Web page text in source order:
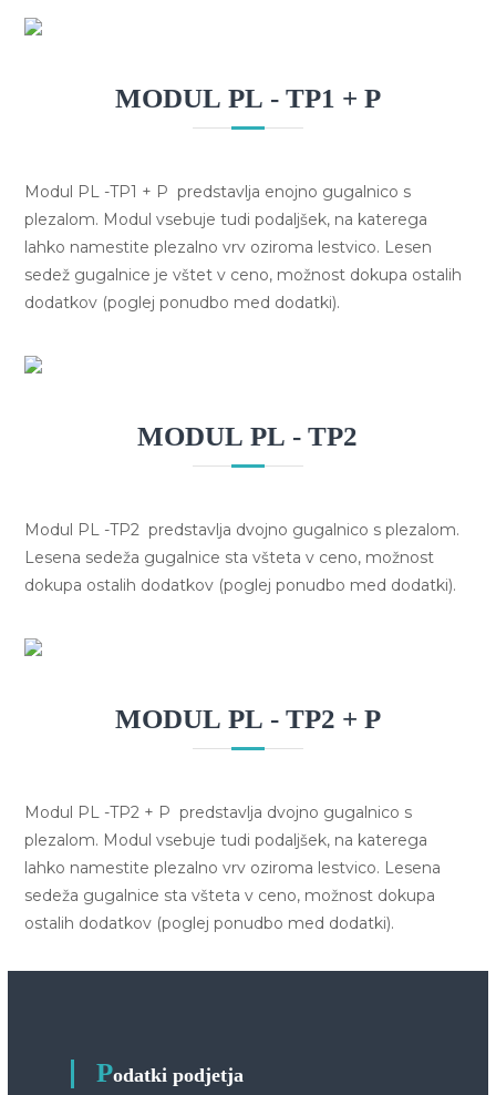
MODUL PL - TP1 + P
Modul PL -TP1 + P predstavlja enojno gugalnico s
plezalom. Modul vsebuje tudi podaljšek, na katerega
lahko namestite plezalno vrv oziroma lestvico. Lesen
sedež gugalnice je vštet v ceno, možnost dokupa ostalih
dodatkov (poglej ponudbo med dodatki).
MODUL PL - TP2
Modul PL -TP2 predstavlja dvojno gugalnico s plezalom.
Lesena sedeža gugalnice sta všteta v ceno, možnost
dokupa ostalih dodatkov (poglej ponudbo med dodatki).
MODUL PL - TP2 + P
Modul PL -TP2 + P predstavlja dvojno gugalnico s
plezalom. Modul vsebuje tudi podaljšek, na katerega
lahko namestite plezalno vrv oziroma lestvico. Lesena
sedeža gugalnice sta všteta v ceno, možnost dokupa
ostalih dodatkov (poglej ponudbo med dodatki).
Podatki podjetja